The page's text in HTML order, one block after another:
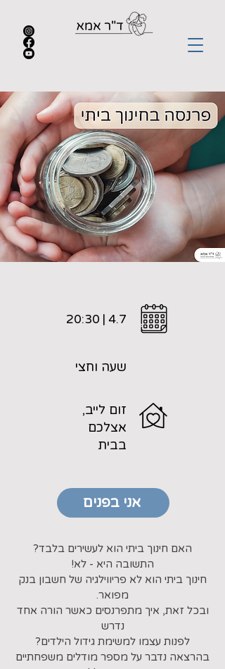
4.7 | 20:30
שעה וחצי
זום לייב,
אצלכם
בבית
אני בפנים
האם חינוך ביתי הוא לעשירים בלבד?
התשובה היא - לא!
חינוך ביתי הוא לא פריווילגיה של חשבון בנק
מפואר.
ובכל זאת, איך מתפרנסים כאשר הורה אחד
נדרש
לפנות עצמו למשימת גידול הילדים?
בהרצאה נדבר על מספר מודלים משפחתיים